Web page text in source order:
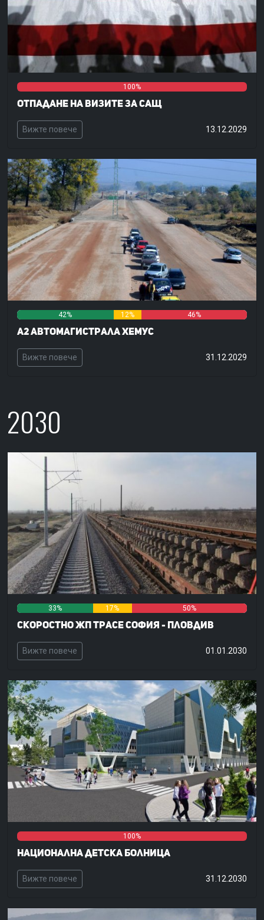
0%
0% 100%
Отпадане на визите за САЩ
Вижте повече 13.12.2029
42% 12% 46%
А2 Автомагистрала Хемус
Вижте повече 31.12.2029
2030
33% 17% 50%
Скоростно жп трасе София - Пловдив
Вижте повече 01.01.2030
0%
0% 100%
Национална детска болница
Вижте повече 31.12.2030